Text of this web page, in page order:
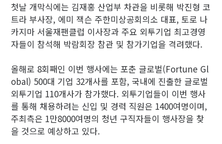
첫날 개막식에는 김재홍 산업부 차관을 비롯해 박진형 코
트라 부사장, 에미 잭슨 주한미상공회의소 대표, 토로 나
카지마 서울재팬클럽 이사장과 주요 외투기업 최고경영
자들이 참석해 박람회장 참관 및 참가기업을 격려했다.
올해로 8회째인 이번 행사에는 포춘 글로벌(Fortune Gl
obal) 500대 기업 32개사를 포함, 국내에 진출한 글로벌
외투기업 110개사가 참가했다. 외투기업들이 이번 행사
를 통해 채용하려는 신입 및 경력 직원은 1400여명이며,
주최측은 1만8000여명의 청년 구직자들이 행사장을 찾
을 것으로 예상하고 있다.